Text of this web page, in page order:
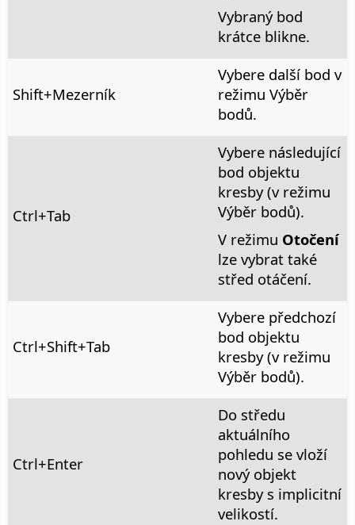
Vybraný bod
krátce blikne.
Shift+Mezerník
Vybere další bod v
režimu Výběr
bodů.
Ctrl+Tab
Vybere následující
bod objektu
kresby (v režimu
Výběr bodů).
V režimu Otočení
lze vybrat také
střed otáčení.
Ctrl+Shift+Tab
Vybere předchozí
bod objektu
kresby (v režimu
Výběr bodů).
Ctrl+Enter
Do středu
aktuálního
pohledu se vloží
nový objekt
kresby s implicitní
velikostí.